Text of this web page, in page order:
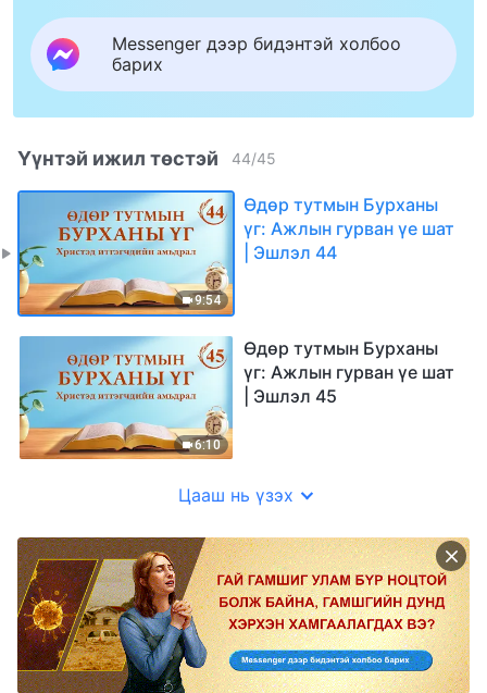
Messenger дээр бидэнтэй холбоо
барих
Үүнтэй ижил төстэй 44/45
9:54
Өдөр тутмын Бурханы
үг: Ажлын гурван үе шат
| Эшлэл 44
6:10
Өдөр тутмын Бурханы
үг: Ажлын гурван үе шат
| Эшлэл 45
Цааш нь үзэх